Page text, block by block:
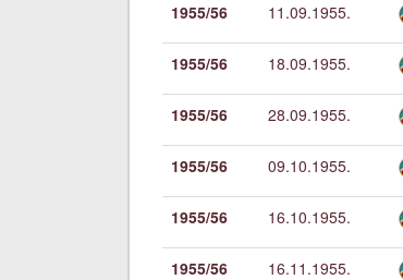
1955/56 11.09.1955.
1955/56 18.09.1955.
1955/56 28.09.1955.
1955/56 09.10.1955.
1955/56 16.10.1955.
1955/56 16.11.1955.